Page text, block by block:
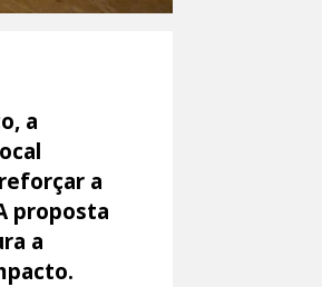
a
a
proposta
a